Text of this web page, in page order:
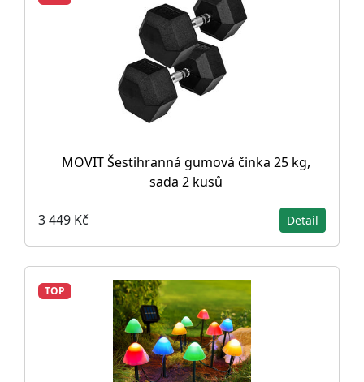
MOVIT Šestihranná gumová činka 25 kg,
sada 2 kusů
3 449 Kč Detail
TOP